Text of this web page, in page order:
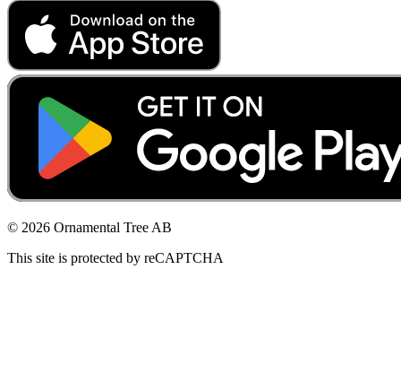
© 2026 Ornamental Tree AB
This site is protected by reCAPTCHA